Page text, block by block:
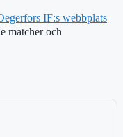
IF:s webbplats
matcher och